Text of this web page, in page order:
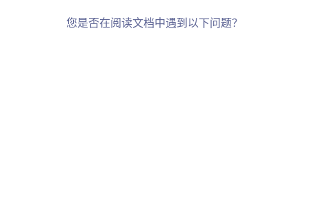
您是否在阅读文档中遇到以下问题？